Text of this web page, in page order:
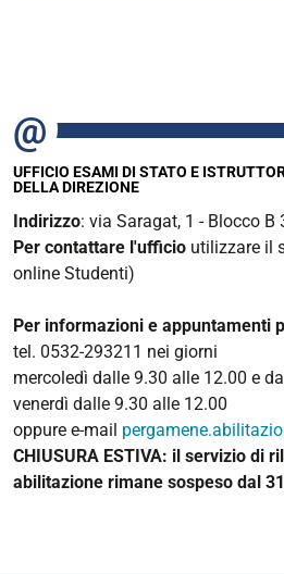
UFFICIO ESAMI DI STATO E
DELLA DIREZIONE
Indirizzo: via Saragat, 1 - Blocco B
Per contattare l'ufficio utilizzare il
online Studenti)
Per informazioni e appuntamenti
tel. 0532-293211 nei giorni
mercoledì dalle 9.30 alle 12.00 e
venerdì dalle 9.30 alle 12.00
oppure e-mail
CHIUSURA ESTIVA: il servizio di
abilitazione rimane sospeso dal